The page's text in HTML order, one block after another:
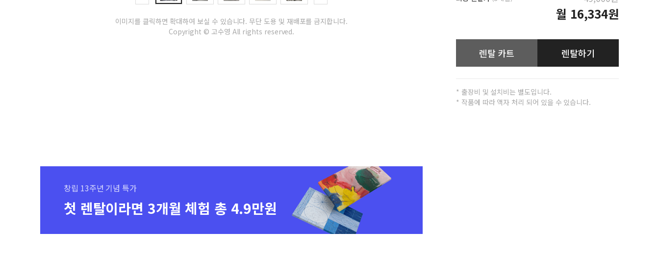
이미지를 클릭하면 확대하여 보실 수 있습니다. 무단 도용 및 재배포를 금지합니다.
Copyright © 고수영 All rights reserved.
월 16,334원
렌탈 카트 렌탈하기
* 출장비 및 설치비는 별도입니다.
* 작품에 따라 액자 처리 되어 있을 수 있습니다.
창립 13주년 기념 특가
첫 렌탈이라면 3개월 체험 총 4.9만원